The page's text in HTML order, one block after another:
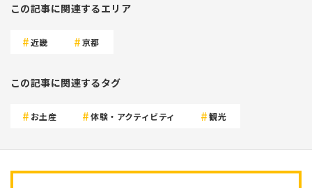
この記事に関連するエリア
近畿 京都
この記事に関連するタグ
お土産 体験・アクティビティ 観光